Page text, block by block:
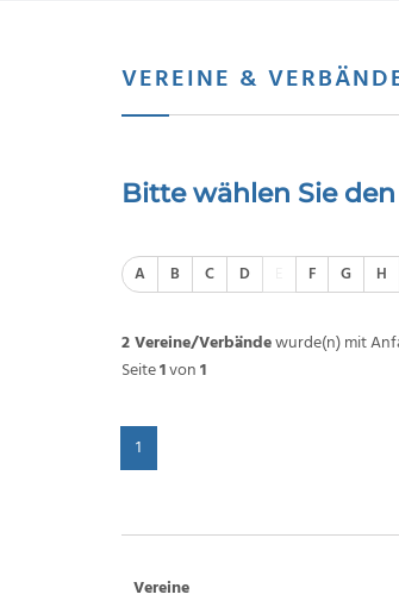
VEREINE &
Bitte wählen Sie
A B C D F G H
2 Vereine/Verbändewurde(n) mit
Seite1von1
1
Vereine